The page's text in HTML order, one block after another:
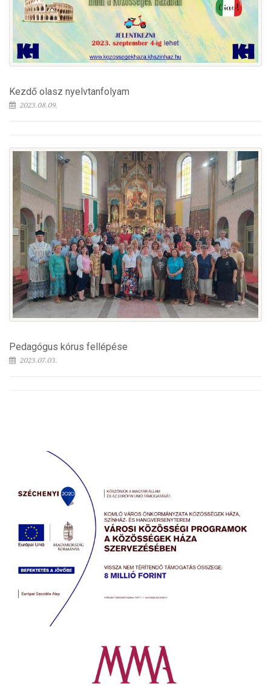
Kezdő olasz nyelvtanfolyam
2023.08.09.
Pedagógus kórus fellépése
2023.07.03.